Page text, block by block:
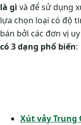
là gì và để sử dụng
lựa chọn loại có độ
bán bởi các đơn vị
có 3 dạng phổ biến:
Xút vảy Trung